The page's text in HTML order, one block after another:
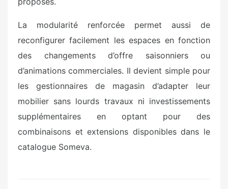
La modularité renforcée permet aussi de
reconfigurer facilement les espaces en fonction
des changements d’offre saisonniers ou
d’animations commerciales. Il devient simple pour
les gestionnaires de magasin d’adapter leur
mobilier sans lourds travaux ni investissements
supplémentaires en optant pour des
combinaisons et extensions disponibles dans le
catalogue Someva.